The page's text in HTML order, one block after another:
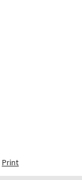
Print